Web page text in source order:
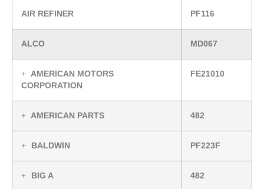
AIR REFINER PF116
ALCO MD067
AMERICAN MOTORS
CORPORATION
FE21010
AMERICAN PARTS 482
BALDWIN PF223F
BIG A 482